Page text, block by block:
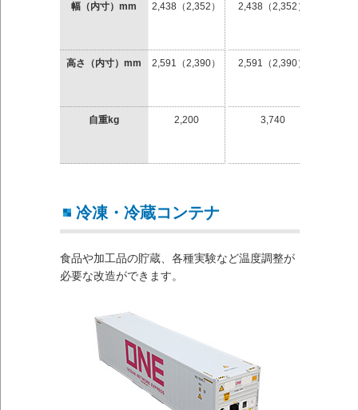
幅（内寸）mm
高さ（内寸）mm
自重kg
2,438（2,352）
2,591（2,390）
2,200
2,438（2,352）
2,591（2,390）
3,740
冷凍・冷蔵コンテナ
食品や加工品の貯蔵、各種実験など温度調整が
必要な改造ができます。